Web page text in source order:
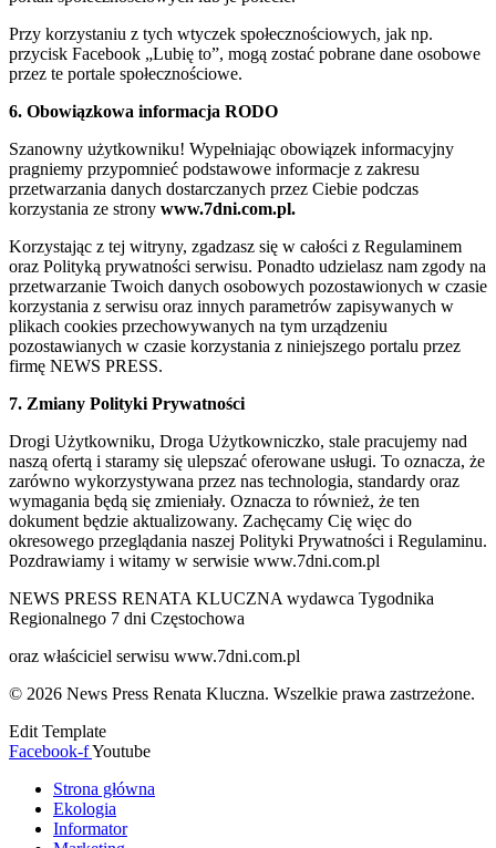
Przy korzystaniu z tych wtyczek społecznościowych, jak np.
przycisk Facebook „Lubię to”, mogą zostać pobrane dane osobowe
przez te portale społecznościowe.
6. Obowiązkowa informacja RODO
Szanowny użytkowniku! Wypełniając obowiązek informacyjny
pragniemy przypomnieć podstawowe informacje z zakresu
przetwarzania danych dostarczanych przez Ciebie podczas
korzystania ze strony www.7dni.com.pl.
Korzystając z tej witryny, zgadzasz się w całości z Regulaminem
oraz Polityką prywatności serwisu. Ponadto udzielasz nam zgody na
przetwarzanie Twoich danych osobowych pozostawionych w czasie
korzystania z serwisu oraz innych parametrów zapisywanych w
plikach cookies przechowywanych na tym urządzeniu
pozostawianych w czasie korzystania z niniejszego portalu przez
firmę NEWS PRESS.
7. Zmiany Polityki Prywatności
Drogi Użytkowniku, Droga Użytkowniczko, stale pracujemy nad
naszą ofertą i staramy się ulepszać oferowane usługi. To oznacza, że
zarówno wykorzystywana przez nas technologia, standardy oraz
wymagania będą się zmieniały. Oznacza to również, że ten
dokument będzie aktualizowany. Zachęcamy Cię więc do
okresowego przeglądania naszej Polityki Prywatności i Regulaminu.
Pozdrawiamy i witamy w serwisie www.7dni.com.pl
NEWS PRESS RENATA KLUCZNA wydawca Tygodnika
Regionalnego 7 dni Częstochowa
oraz właściciel serwisu www.7dni.com.pl
© 2026 News Press Renata Kluczna. Wszelkie prawa zastrzeżone.
Edit Template
Facebook-fYoutube
Strona główna
Ekologia
Informator